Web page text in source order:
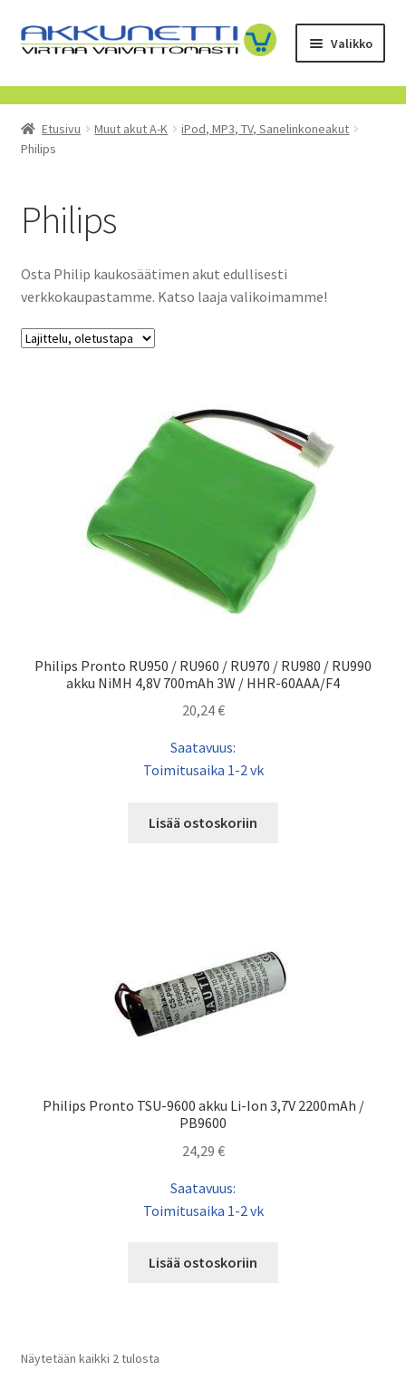
Siirry
navigointiin
Siirry
sisältöön
Valikko
Kauppa
Tietoa meistä
Toimitusehdot
POISTUVAT TUOTTEET
Etusivu Muut akut A-K
iPod, MP3, TV, Sanelinkoneakut
Philips
Philips
Osta Philip kaukosäätimen akut edullisesti
verkkokaupastamme. Katso laaja valikoimamme!
Philips Pronto RU950 / RU960 / RU970 / RU980 / RU990
akku NiMH 4,8V 700mAh 3W / HHR-60AAA/F4
20,24€
Saatavuus:
Toimitusaika 1-2 vk
Lisää ostoskoriin
Philips Pronto TSU-9600 akku Li-Ion 3,7V 2200mAh /
PB9600
24,29 €
Saatavuus:
Toimitusaika 1-2 vk
Lisää ostoskoriin
Näytetään kaikki 2 tulosta